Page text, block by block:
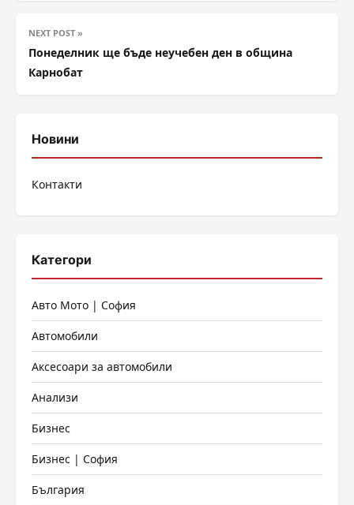
NEXT POST »
Понеделник ще бъде неучебен ден в община
Карнобат
Новини
Контакти
Категори
Авто Мото | София
Автомобили
Аксесоари за автомобили
Анализи
Бизнес
Бизнес | София
България